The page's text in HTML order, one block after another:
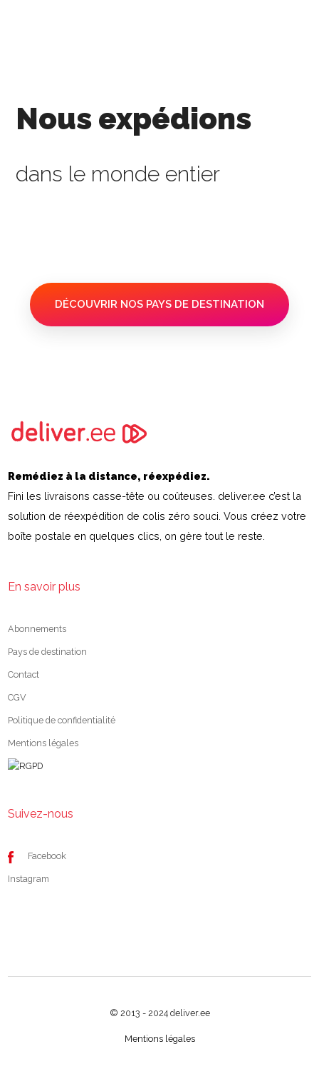
Nous expédions
dans le monde entier
DÉCOUVRIR NOS PAYS DE DESTINATION
Remédiez à la distance, réexpédiez.
Fini les livraisons casse-tête ou coûteuses. deliver.ee c’est la
solution de réexpédition de colis zéro souci. Vous créez votre
boîte postale en quelques clics, on gère tout le reste.
En savoir plus
Abonnements
Pays de destination
Contact
CGV
Politique de confidentialité
Mentions légales
Suivez-nous
Facebook
Instagram
© 2013 - 2024 deliver.ee
Mentions légales